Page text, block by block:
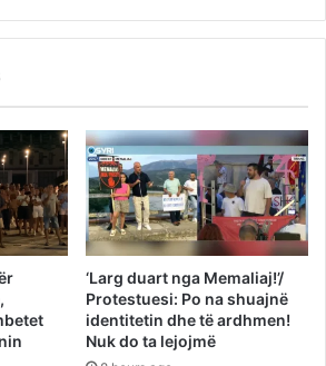
‘Larg duart nga Memaliaj!’/
Protestuesi: Po na shuajnë
identitetin dhe të ardhmen!
Nuk do ta lejojmë